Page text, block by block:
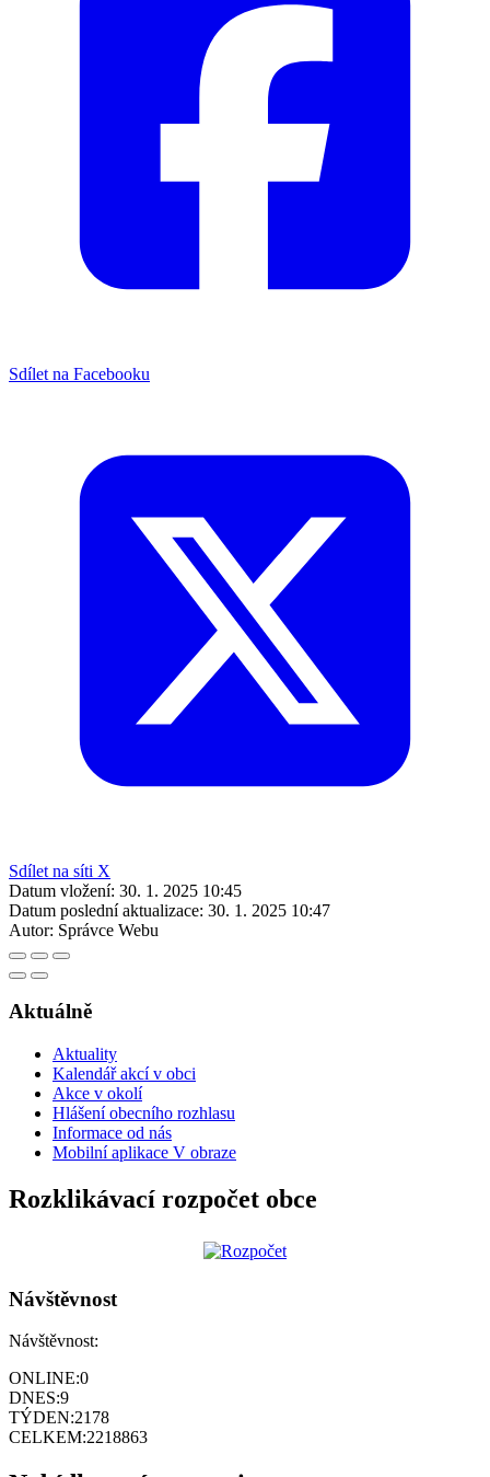
Sdílet na Facebooku
Sdílet na síti X
Datum vložení: 30. 1. 2025 10:45
Datum poslední aktualizace: 30. 1. 2025 10:47
Autor: Správce Webu
Aktuálně
Aktuality
Kalendář akcí v obci
Akce v okolí
Hlášení obecního rozhlasu
Informace od nás
Mobilní aplikace V obraze
Rozklikávací rozpočet obce
Návštěvnost
Návštěvnost:
ONLINE:0
DNES:9
TÝDEN:2178
CELKEM:2218863